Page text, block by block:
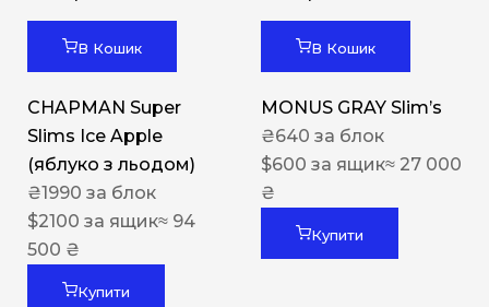
В Кошик
CHAPMAN Super
Slims Ice Apple
(яблуко з льодом)
₴1990 за блок
$2100 за ящик≈ 94
500 ₴
Купити
В Кошик
MONUS GRAY Slim’s
₴640 за блок
$600 за ящик≈ 27 000
₴
Купити